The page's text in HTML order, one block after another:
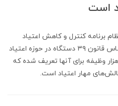
است
برنامه کنترل و کاهش اعتیاد
شورای اجتماعی کشور گفت: بر اساس قانون ۳۹ دستگاه در حوزه اعتیاد
وظیفه برای آنها تعریف شده که
مهار اعتیاد است.